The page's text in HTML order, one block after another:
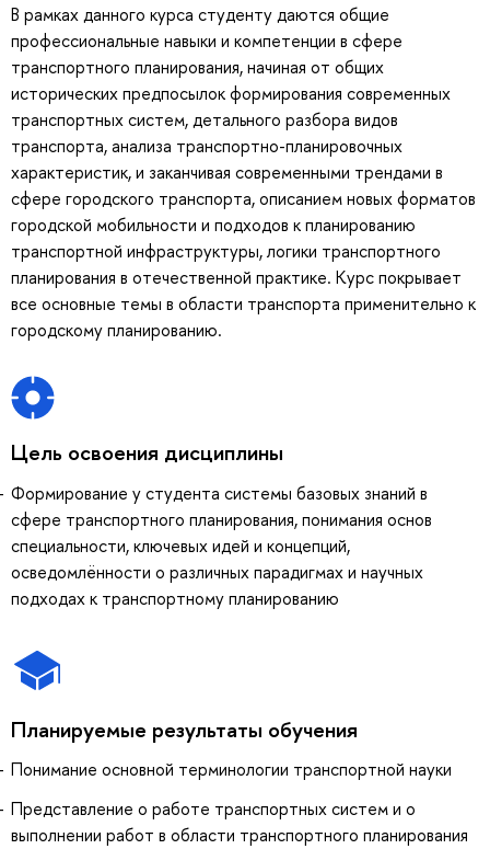
В рамках данного курса студенту даются общие
профессиональные навыки и компетенции в сфере
транспортного планирования, начиная от общих
исторических предпосылок формирования современных
транспортных систем, детального разбора видов
транспорта, анализа транспортно-планировочных
характеристик, и заканчивая современными трендами в
сфере городского транспорта, описанием новых форматов
городской мобильности и подходов к планированию
транспортной инфраструктуры, логики транспортного
планирования в отечественной практике. Курс покрывает
все основные темы в области транспорта применительно к
городскому планированию.
Цель освоения дисциплины
Формирование у студента системы базовых знаний в
сфере транспортного планирования, понимания основ
специальности, ключевых идей и концепций,
осведомлённости о различных парадигмах и научных
подходах к транспортному планированию
Планируемые результаты обучения
Понимание основной терминологии транспортной науки
Представление о работе транспортных систем и о
выполнении работ в области транспортного планирования